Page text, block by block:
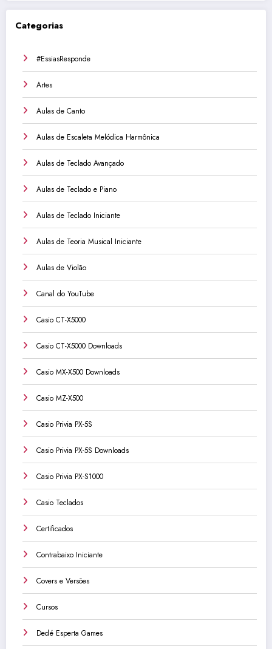
Categorias
#EssiasResponde
Artes
Aulas de Canto
Aulas de Escaleta Melódica Harmônica
Aulas de Teclado Avançado
Aulas de Teclado e Piano
Aulas de Teclado Iniciante
Aulas de Teoria Musical Iniciante
Aulas de Violão
Canal do YouTube
Casio CT-X5000
Casio CT-X5000 Downloads
Casio MX-X500 Downloads
Casio MZ-X500
Casio Privia PX-5S
Casio Privia PX-5S Downloads
Casio Privia PX-S1000
Casio Teclados
Certificados
Contrabaixo Iniciante
Covers e Versões
Cursos
Dedé Esperta Games